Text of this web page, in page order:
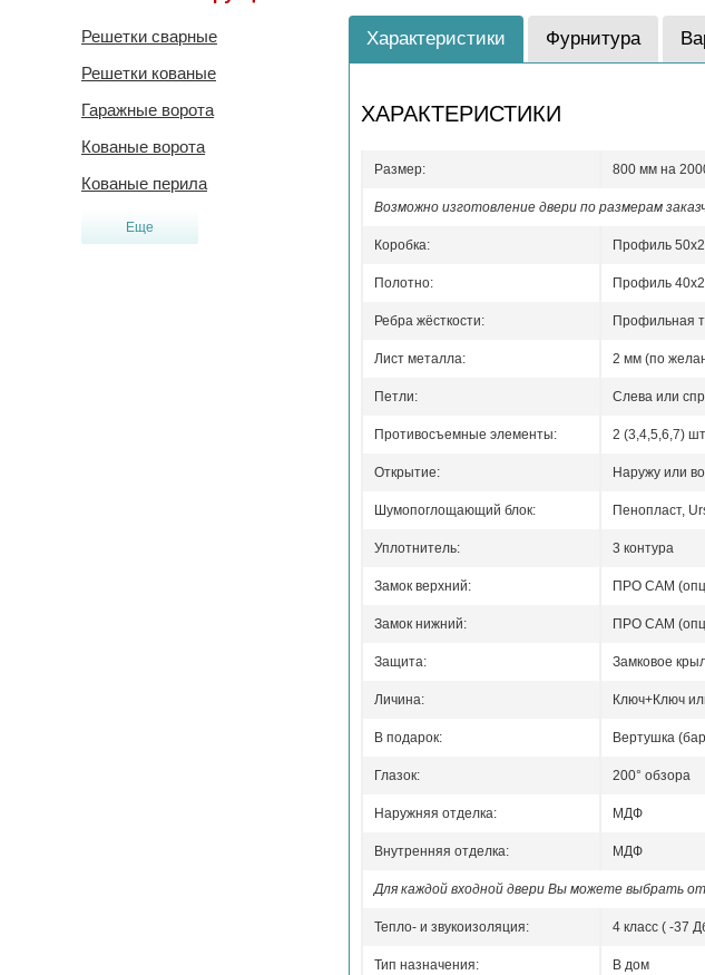
Решетки сварные
Решетки кованые
Гаражные ворота
Кованые ворота
Кованые перила
Еще
Характеристики Фурнитура
ХАРАКТЕРИСТИКИ
Размер: 800 мм на
Возможно изготовление двери по размерам
Коробка: Профиль
Полотно: Профиль
Ребра жёсткости: Профильная
Лист металла: 2 мм (по
Петли: Слева или
Противосъемные элементы: 2 (3,4,5,6,7) шт
Открытие: Наружу или
Шумопоглощающий блок: Пенопласт,
Уплотнитель: 3 контура
Замок верхний: ПРО САМ
Замок нижний: ПРО САМ
Защита: Замковое
Личина: Ключ+Ключ
В подарок: Вертушка
Глазок: 200° обзора
Наружняя отделка: МДФ
Внутренняя отделка: МДФ
Для каждой входной двери Вы можете выбрать
Тепло- и звукоизоляция: 4 класс ( -37
Тип назначения: В дом